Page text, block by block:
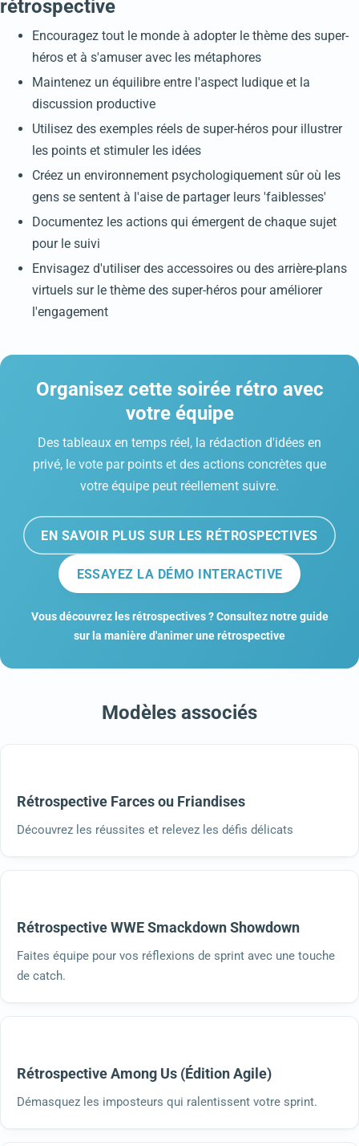
rétrospective
Encouragez tout le monde à adopter le thème des super-
héros et à s'amuser avec les métaphores
Maintenez un équilibre entre l'aspect ludique et la
discussion productive
Utilisez des exemples réels de super-héros pour illustrer
les points et stimuler les idées
Créez un environnement psychologiquement sûr où les
gens se sentent à l'aise de partager leurs 'faiblesses'
Documentez les actions qui émergent de chaque sujet
pour le suivi
Envisagez d'utiliser des accessoires ou des arrière-plans
virtuels sur le thème des super-héros pour améliorer
l'engagement
Organisez cette soirée rétro avec
votre équipe
Des tableaux en temps réel, la rédaction d'idées en
privé, le vote par points et des actions concrètes que
votre équipe peut réellement suivre.
EN SAVOIR PLUS SUR LES RÉTROSPECTIVES
ESSAYEZ LA DÉMO INTERACTIVE
Vous découvrez les rétrospectives ? Consultez notre guide
sur la manière d'animer une rétrospective
Modèles associés
Rétrospective Farces ou Friandises
Découvrez les réussites et relevez les défis délicats
Rétrospective WWE Smackdown Showdown
Faites équipe pour vos réflexions de sprint avec une touche
de catch.
Rétrospective Among Us (Édition Agile)
Démasquez les imposteurs qui ralentissent votre sprint.